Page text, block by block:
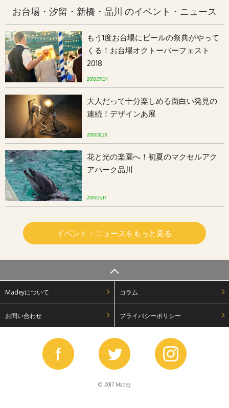
お台場・汐留・新橋・品川 のイベント・ニュース
もう1度お台場にビールの祭典がやって
くる！お台場オクトーバーフェスト
2018
2018.09.04
大人だって十分楽しめる面白い発見の
連続！デザインあ展
2018.08.28
花と光の楽園へ！初夏のマクセルアク
アパーク品川
2018.05.17
イベント・ニュースをもっと見る
Madeyについて コラム
お問い合わせ プライバシーポリシー
© 2017 Madey